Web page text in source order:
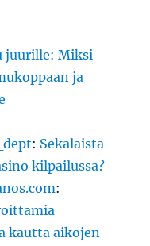
juurille: Miksi
ja
: Sekalaista
kilpailussa?
:
kautta aikojen